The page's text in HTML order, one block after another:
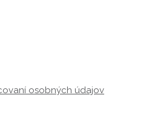
osobných údajov